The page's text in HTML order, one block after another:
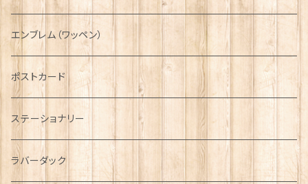
国旗＆紋章
音楽＆楽器
運動＆人物
シンボル
AIRFORCE
ARMY
エンブレム（ワッペン）
ポストカード
ステーショナリー
ラバーダック